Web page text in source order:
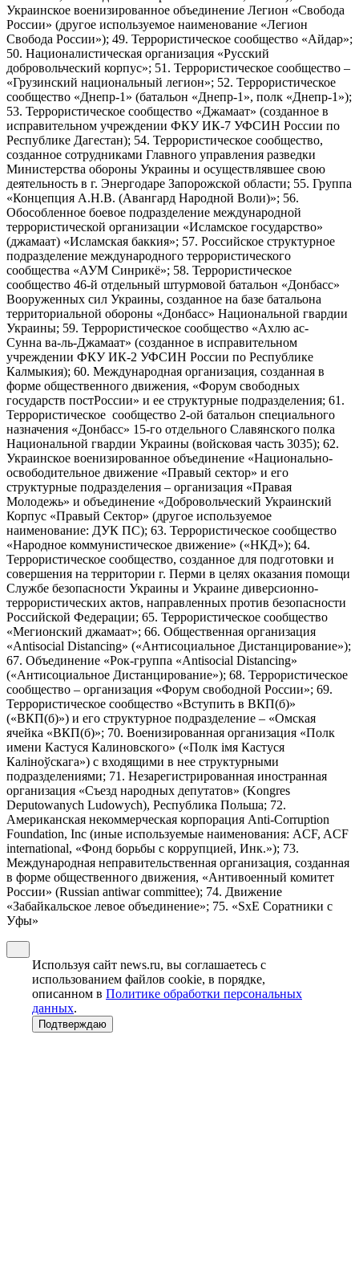
Украинское военизированное объединение Легион «Свобода
России» (другое используемое наименование «Легион
Свобода России»); 49. Террористическое сообщество «Айдар»;
50. Националистическая организация «Русский
добровольческий корпус»; 51. Террористическое сообщество –
«Грузинский национальный легион»; 52. Террористическое
сообщество «Днепр-1» (батальон «Днепр-1», полк «Днепр-1»);
53. Террористическое сообщество «Джамаат» (созданное в
исправительном учреждении ФКУ ИК-7 УФСИН России по
Республике Дагестан); 54. Террористическое сообщество,
созданное сотрудниками Главного управления разведки
Министерства обороны Украины и осуществлявшее свою
деятельность в г. Энергодаре Запорожской области; 55. Группа
«Концепция А.Н.В. (Авангард Народной Воли)»; 56.
Обособленное боевое подразделение международной
террористической организации «Исламское государство»
(джамаат) «Исламская баккия»; 57. Российское структурное
подразделение международного террористического
сообщества «АУМ Синрикё»; 58. Террористическое
сообщество 46-й отдельный штурмовой батальон «Донбасс»
Вооруженных сил Украины, созданное на базе батальона
территориальной обороны «Донбасс» Национальной гвардии
Украины; 59. Террористическое сообщество «Ахлю ас-
Сунна ва-ль-Джамаат» (созданное в исправительном
учреждении ФКУ ИК-2 УФСИН России по Республике
Калмыкия); 60. Международная организация, созданная в
форме общественного движения, «Форум свободных
государств постРоссии» и ее структурные подразделения; 61.
Террористическое сообщество 2-ой батальон специального
назначения «Донбасс» 15-го отдельного Славянского полка
Национальной гвардии Украины (войсковая часть 3035); 62.
Украинское военизированное объединение «Национально-
освободительное движение «Правый сектор» и его
структурные подразделения – организация «Правая
Молодежь» и объединение «Добровольческий Украинский
Корпус «Правый Сектор» (другое используемое
наименование: ДУК ПС); 63. Террористическое сообщество
«Народное коммунистическое движение» («НКД»); 64.
Террористическое сообщество, созданное для подготовки и
совершения на территории г. Перми в целях оказания помощи
Службе безопасности Украины и Украине диверсионно-
террористических актов, направленных против безопасности
Российской Федерации; 65. Террористическое сообщество
«Мегионский джамаат»; 66. Общественная организация
«Antisocial Distancing» («Антисоциальное Дистанцирование»);
67. Объединение «Рок-группа «Antisocial Distancing»
(«Антисоциальное Дистанцирование»); 68. Террористическое
сообщество – организация «Форум свободной России»; 69.
Террористическое сообщество «Вступить в ВКП(б)»
(«ВКП(б)») и его структурное подразделение – «Омская
ячейка «ВКП(б)»; 70. Военизированная организация «Полк
имени Кастуся Калиновского» («Полк iмя Кастуся
Калiноўскага») с входящими в нее структурными
подразделениями; 71. Незарегистрированная иностранная
организация «Съезд народных депутатов» (Kongres
Deputowanych Ludowych), Республика Польша; 72.
Американская некоммерческая корпорация Anti-Corruption
Foundation, Inc (иные используемые наименования: ACF, ACF
international, «Фонд борьбы с коррупцией, Инк.»); 73.
Международная неправительственная организация, созданная
в форме общественного движения, «Антивоенный комитет
России» (Russian antiwar committee); 74. Движение
«Забайкальское левое объединение»; 75. «SxE Соратники с
Уфы»
Используя сайт news.ru, вы соглашаетесь с
использованием файлов cookie, в порядке,
описанном в Политике обработки персональных
данных.
Подтверждаю